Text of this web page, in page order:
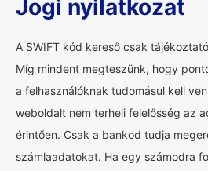
Jogi nyilatkozat
A SWIFT kód kereső csak
Míg mindent megteszünk, hogy
a felhasználóknak tudomásul kell
weboldalt nem terheli felelősség az
érintően. Csak a bankod tudja
számlaadatokat. Ha egy számodra